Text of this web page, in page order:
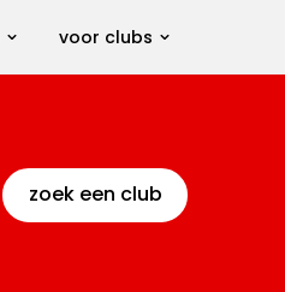
voor clubs
zoek een club